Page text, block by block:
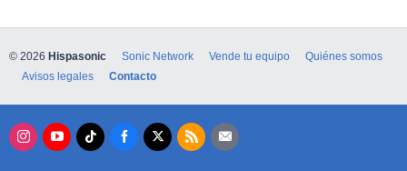
© 2026 Hispasonic Sonic Network Vende tu equipo
Quiénes somos
Avisos legales
Contacto